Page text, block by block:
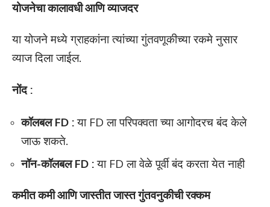
योजनेचा कालावधी आणि व्याजदर
या योजने मध्ये ग्राहकांना त्यांच्या गुंतवणूकीच्या रकमे नुसार
व्याज दिला जाईल.
नोंद :
कॉलबल FD :या FD ला परिपक्वता च्या आगोदरच बंद केले
जाऊ शकते.
नॉन-कॉलबल FD :या FD ला वेळे पूर्वी बंद करता येत नाही
कमीत कमी आणि जास्तीत जास्त गुंतवनुकीची रक्कम